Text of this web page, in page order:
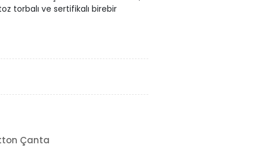
torbalı ve sertifikalı birebir
Çanta